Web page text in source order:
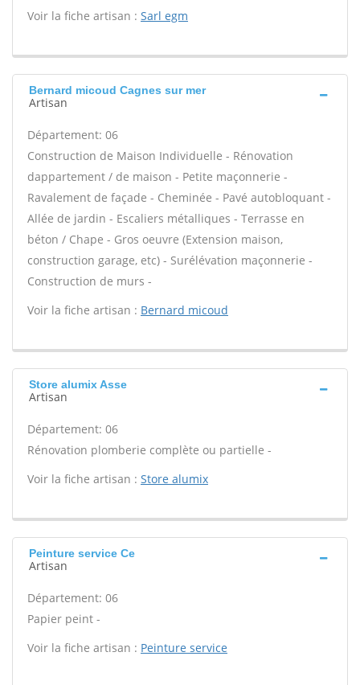
Voir la fiche artisan : Sarl egm
Bernard micoud Cagnes sur mer
Artisan
Département: 06
Construction de Maison Individuelle - Rénovation
dappartement / de maison - Petite maçonnerie -
Ravalement de façade - Cheminée - Pavé autobloquant -
Allée de jardin - Escaliers métalliques - Terrasse en
béton / Chape - Gros oeuvre (Extension maison,
construction garage, etc) - Surélévation maçonnerie -
Construction de murs -
Voir la fiche artisan : Bernard micoud
Store alumix Asse
Artisan
Département: 06
Rénovation plomberie complète ou partielle -
Voir la fiche artisan : Store alumix
Peinture service Ce
Artisan
Département: 06
Papier peint -
Voir la fiche artisan : Peinture service